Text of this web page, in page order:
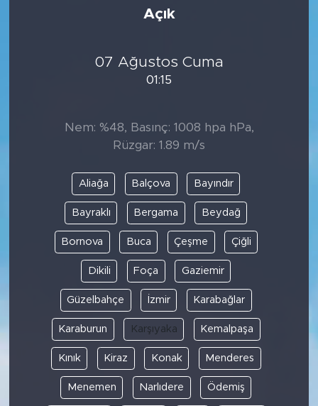
Açık
07 Ağustos Cuma
01:15
Nem: %48, Basınç: 1008 hpa hPa,
Rüzgar: 1.89 m/s
Aliağa Balçova Bayındır
Bayraklı Bergama Beydağ
Bornova Buca Çeşme Çiğli
Dikili Foça Gaziemir
Güzelbahçe İzmir Karabağlar
Karaburun Karşıyaka Kemalpaşa
Kınık Kiraz Konak Menderes
Menemen Narlıdere Ödemiş